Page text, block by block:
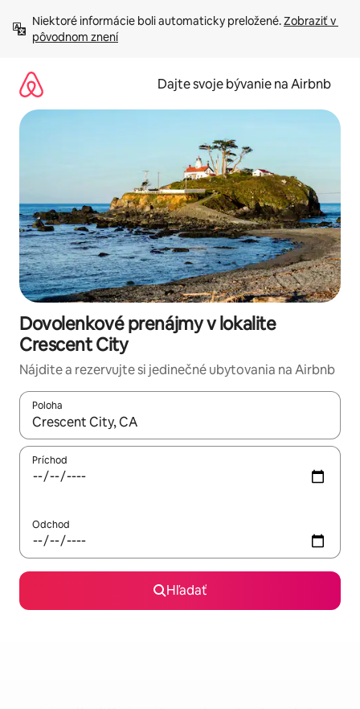
obsah.
Niektoré informácie boli automaticky preložené. Zobraziť v
pôvodnom znení
Dajte svoje bývanie na Airbnb
Dovolenkové prenájmy v lokalite
Crescent City
Nájdite a rezervujte si jedinečné ubytovania na Airbnb
Poloha
Keď budú výsledky k dispozícii, môžete si ich prechádzať
Príchod
Odchod
Hľadať